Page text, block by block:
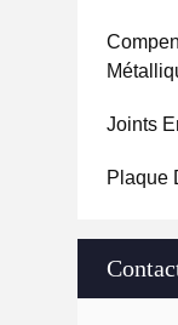
Joints
Plaque